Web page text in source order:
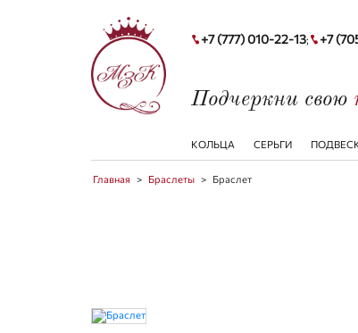
+7 (777) 010-22-13; +7
Подчеркни свою
КОЛЬЦА СЕРЬГИ
Главная > Браслеты > Браслет